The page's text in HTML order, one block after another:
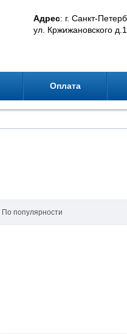
Адрес: г. Санкт-
ул. Кржижановского
Оплата
По популярности